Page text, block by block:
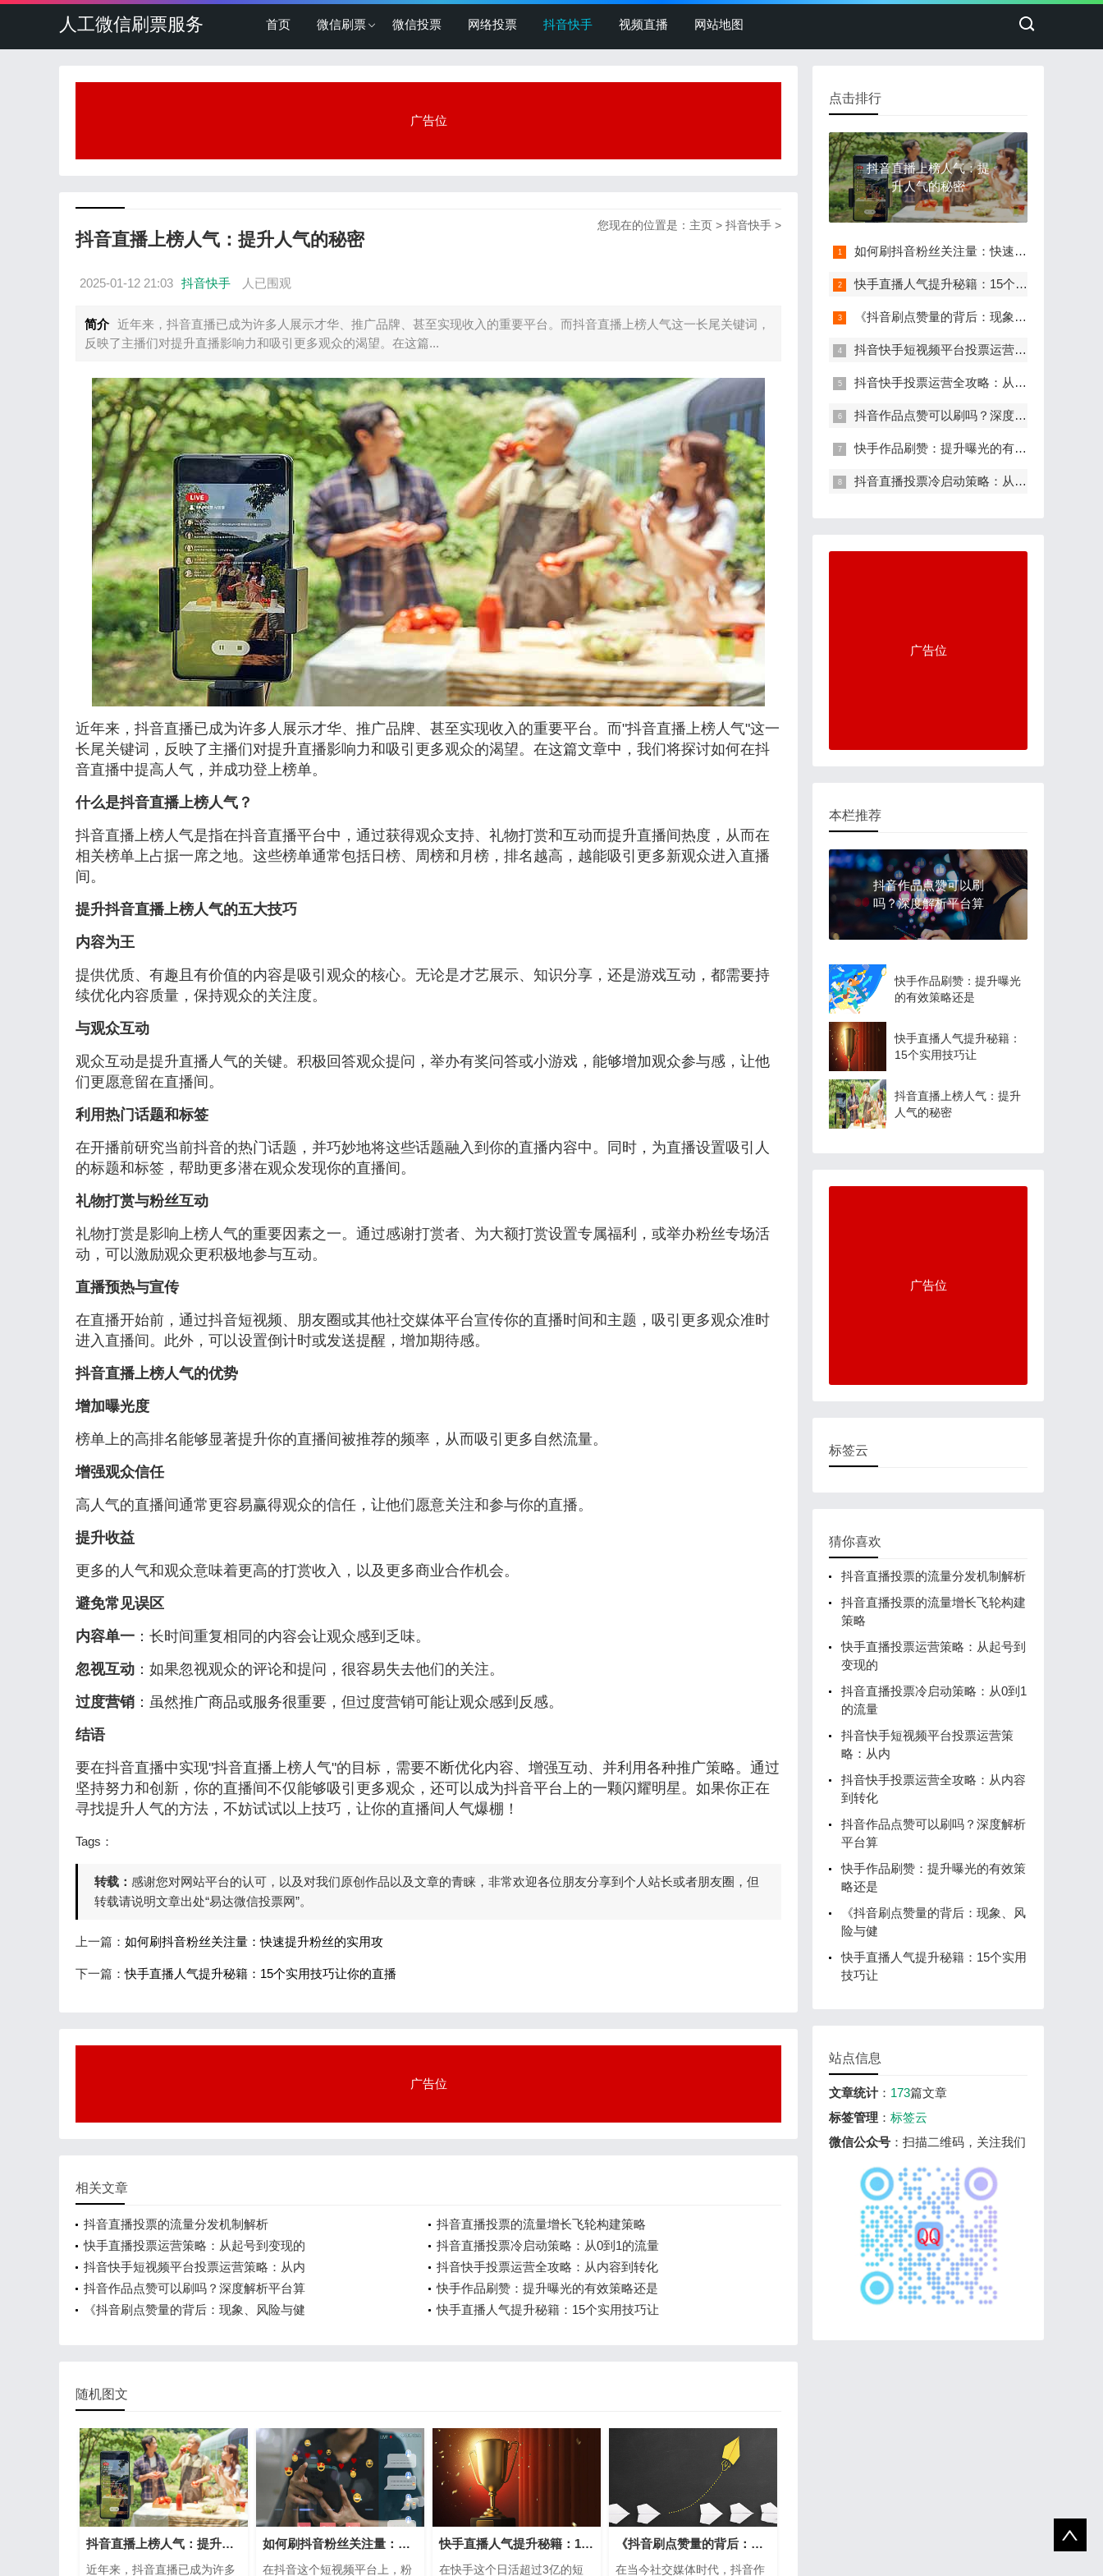
人工微信刷票服务 首页 微信刷票 微信投票 网络投票 抖音快手 视频直播 网站地图
广告位
您现在的位置是： 主页 > 抖音快手 >
抖音直播上榜人气：提升人气的秘密
2025-01-12 21:03 抖音快手 人已围观
简介 近年来，抖音直播已成为许多人展示才华、推广品牌、甚至实现收入的重要平台。而抖音直播上榜人气这一长尾关键词，
反映了主播们对提升直播影响力和吸引更多观众的渴望。在这篇...
近年来，抖音直播已成为许多人展示才华、推广品牌、甚至实现收入的重要平台。而"抖音直播上榜人气"这一
长尾关键词，反映了主播们对提升直播影响力和吸引更多观众的渴望。在这篇文章中，我们将探讨如何在抖
音直播中提高人气，并成功登上榜单。
什么是抖音直播上榜人气？
抖音直播上榜人气是指在抖音直播平台中，通过获得观众支持、礼物打赏和互动而提升直播间热度，从而在
相关榜单上占据一席之地。这些榜单通常包括日榜、周榜和月榜，排名越高，越能吸引更多新观众进入直播
间。
提升抖音直播上榜人气的五大技巧
内容为王
提供优质、有趣且有价值的内容是吸引观众的核心。无论是才艺展示、知识分享，还是游戏互动，都需要持
续优化内容质量，保持观众的关注度。
与观众互动
观众互动是提升直播人气的关键。积极回答观众提问，举办有奖问答或小游戏，能够增加观众参与感，让他
们更愿意留在直播间。
利用热门话题和标签
在开播前研究当前抖音的热门话题，并巧妙地将这些话题融入到你的直播内容中。同时，为直播设置吸引人
的标题和标签，帮助更多潜在观众发现你的直播间。
礼物打赏与粉丝互动
礼物打赏是影响上榜人气的重要因素之一。通过感谢打赏者、为大额打赏设置专属福利，或举办粉丝专场活
动，可以激励观众更积极地参与互动。
直播预热与宣传
在直播开始前，通过抖音短视频、朋友圈或其他社交媒体平台宣传你的直播时间和主题，吸引更多观众准时
进入直播间。此外，可以设置倒计时或发送提醒，增加期待感。
抖音直播上榜人气的优势
增加曝光度
榜单上的高排名能够显著提升你的直播间被推荐的频率，从而吸引更多自然流量。
增强观众信任
高人气的直播间通常更容易赢得观众的信任，让他们愿意关注和参与你的直播。
提升收益
更多的人气和观众意味着更高的打赏收入，以及更多商业合作机会。
避免常见误区
内容单一 ：长时间重复相同的内容会让观众感到乏味。
忽视互动 ：如果忽视观众的评论和提问，很容易失去他们的关注。
过度营销 ：虽然推广商品或服务很重要，但过度营销可能让观众感到反感。
结语
要在抖音直播中实现"抖音直播上榜人气"的目标，需要不断优化内容、增强互动、并利用各种推广策略。通过
坚持努力和创新，你的直播间不仅能够吸引更多观众，还可以成为抖音平台上的一颗闪耀明星。如果你正在
寻找提升人气的方法，不妨试试以上技巧，让你的直播间人气爆棚！
Tags：
转载： 感谢您对网站平台的认可，以及对我们原创作品以及文章的青睐，非常欢迎各位朋友分享到个人站长或者朋友圈，但
转载请说明文章出处“易达微信投票网”。
上一篇： 如何刷抖音粉丝关注量：快速提升粉丝的实用攻
下一篇：快手直播人气提升秘籍：15个实用技巧让你的直播
广告位
相关文章
抖音直播投票的流量分发机制解析
抖音直播投票的流量增长飞轮构建策略
快手直播投票运营策略：从起号到变现的
抖音直播投票冷启动策略：从0到1的流量
抖音快手短视频平台投票运营策略：从内
抖音快手投票运营全攻略：从内容到转化
抖音作品点赞可以刷吗？深度解析平台算
快手作品刷赞：提升曝光的有效策略还是
《抖音刷点赞量的背后：现象、风险与健
快手直播人气提升秘籍：15个实用技巧让
随机图文
抖音直播上榜人气：提升人气的秘密
近年来，抖音直播已成为许多
如何刷抖音粉丝关注量：快速提升粉丝的
在抖音这个短视频平台上，粉
快手直播人气提升秘籍：15个实用技巧让
在快手这个日活超过3亿的短
《抖音刷点赞量的背后：现象、风险与健
在当今社交媒体时代，抖音作
点击排行
抖音直播上榜人气：提
升人气的秘密
如何刷抖音粉丝关注量：快速提升粉丝的
快手直播人气提升秘籍：15个实用技巧让
《抖音刷点赞量的背后：现象、风险与健
抖音快手短视频平台投票运营策略：从内
抖音快手投票运营全攻略：从内容到转化
抖音作品点赞可以刷吗？深度解析平台算
快手作品刷赞：提升曝光的有效策略还是
抖音直播投票冷启动策略：从0到1的流量
广告位
本栏推荐
抖音作品点赞可以刷
吗？深度解析平台算
快手作品刷赞：提升曝光
的有效策略还是
快手直播人气提升秘籍：
15个实用技巧让
抖音直播上榜人气：提升
人气的秘密
广告位
标签云
猜你喜欢
抖音直播投票的流量分发机制解析
抖音直播投票的流量增长飞轮构建
策略
快手直播投票运营策略：从起号到
变现的
抖音直播投票冷启动策略：从0到1
的流量
抖音快手短视频平台投票运营策
略：从内
抖音快手投票运营全攻略：从内容
到转化
抖音作品点赞可以刷吗？深度解析
平台算
快手作品刷赞：提升曝光的有效策
略还是
《抖音刷点赞量的背后：现象、风
险与健
快手直播人气提升秘籍：15个实用
技巧让
站点信息
文章统计： 173篇文章
标签管理 ： 标签云
微信公众号 ：扫描二维码，关注我们